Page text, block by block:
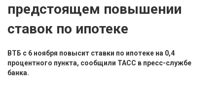
предстоящем повышении
ставок по ипотеке
ВТБ с 6 ноября повысит ставки по ипотеке на 0,4
процентного пункта, сообщили ТАСС в пресс-службе
банка.